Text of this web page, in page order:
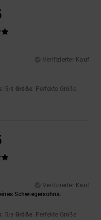
Verifizierter Kauf
: 5/5 Größe: Perfekte Größe
Verifizierter Kauf
Schwiegersohns.
: 5/5 Größe: Perfekte Größe